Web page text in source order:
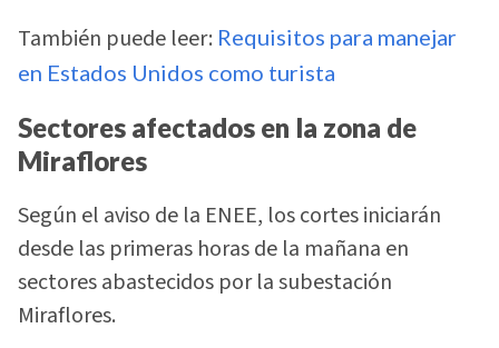
También puede leer: Requisitos para manejar
en Estados Unidos como turista
Sectores afectados en la zona de
Miraflores
Según el aviso de la ENEE, los cortes iniciarán
desde las primeras horas de la mañana en
sectores abastecidos por la subestación
Miraflores.